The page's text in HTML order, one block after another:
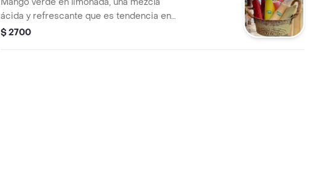
ácida y refrescante que es tendencia en
los días calurosos.
$ 2700